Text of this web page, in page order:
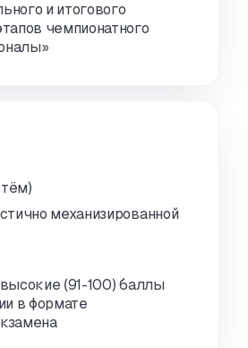
и итогового
чемпионатного
механизированной
(91-100) баллы
в формате